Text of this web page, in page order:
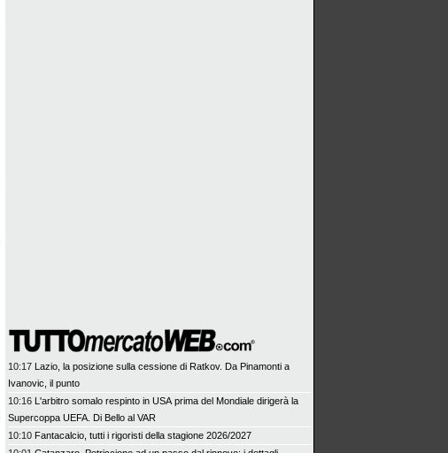
10:17 Lazio, la posizione sulla cessione di Ratkov. Da Pinamonti a
Ivanovic, il punto
10:16 L'arbitro somalo respinto in USA prima del Mondiale dirigerà la
Supercoppa UEFA. Di Bello al VAR
10:10 Fantacalcio, tutti i rigoristi della stagione 2026/2027